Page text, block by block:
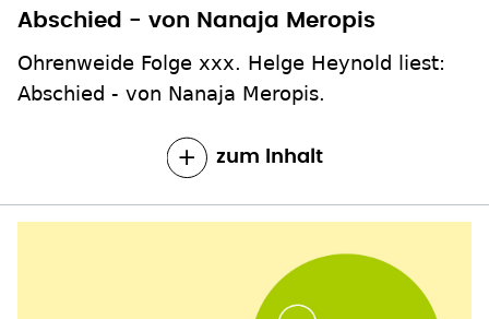
Abschied - von Nanaja Meropis
Ohrenweide Folge xxx. Helge Heynold liest:
Abschied - von Nanaja Meropis.
zum Inhalt